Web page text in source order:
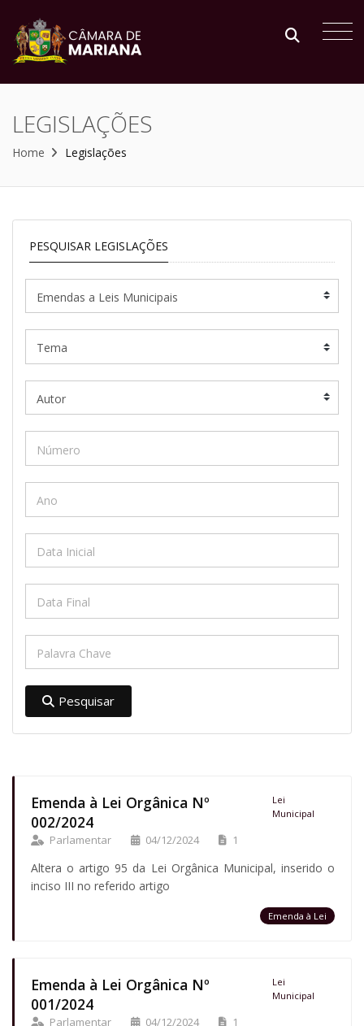
LEGISLAÇÕES
Home Legislações
Emenda à Lei Orgânica Nº
002/2024
Lei
Municipal
Parlamentar 04/12/2024 1
Altera o artigo 95 da Lei Orgânica Municipal, inserido o
inciso III no referido artigo
Emenda à Lei
Emenda à Lei Orgânica Nº
001/2024
Lei
Municipal
Parlamentar 04/12/2024 1
PESQUISAR LEGISLAÇÕES
Pesquisar